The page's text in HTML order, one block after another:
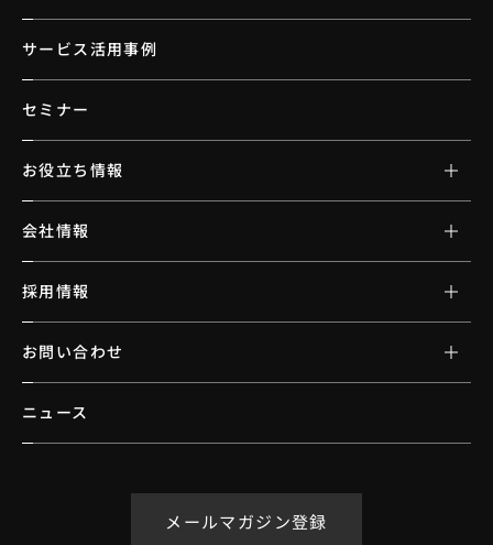
サービス活用事例
セミナー
お役立ち情報
会社情報
採用情報
お問い合わせ
ニュース
メールマガジン登録